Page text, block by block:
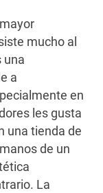
mucho al
una
a
en
les gusta
una tienda de
de un
La